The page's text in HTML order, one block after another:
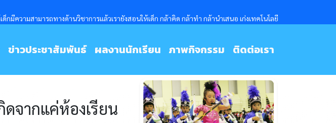
กมีความสามารถทางด้านวิชาการแล้วเรายังสอนให้เด็ก กล้าคิด กล้าทำ กล้านำเสนอ เก่งเทคโนโลยี
ข่าวประชาสัมพันธ์ ผลงานนักเรียน ภาพกิจกรรม ติดต่อเรา
จากแค่ห้องเรียน